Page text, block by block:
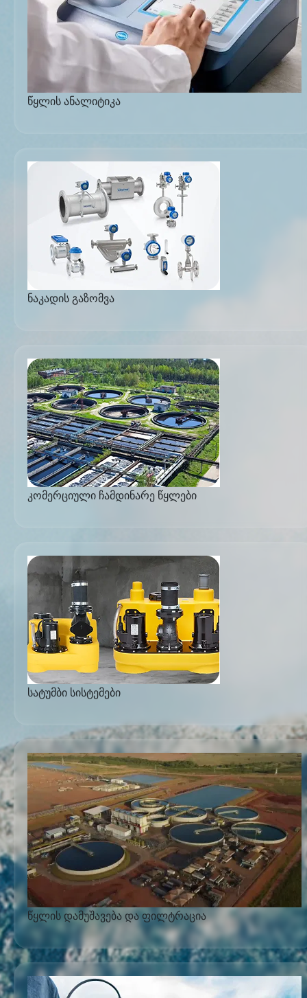
წყლის ანალიტიკა
ნაკადის გაზომვა
კომერციული ჩამდინარე წყლები
სატუმბი სისტემები
წყლის დამუშავება და ფილტრაცია